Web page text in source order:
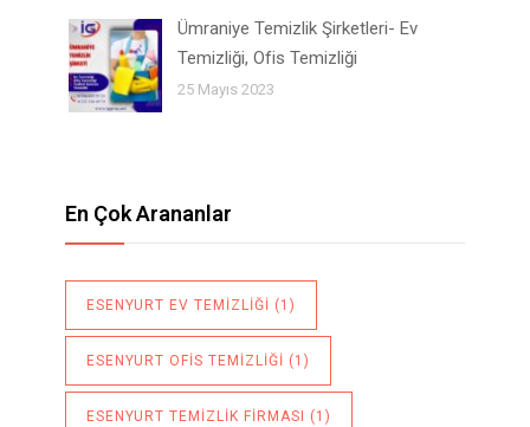
Ümraniye Temizlik Şirketleri- Ev
Temizliği, Ofis Temizliği
25 Mayıs 2023
En Çok Arananlar
ESENYURT EV TEMIZLIĞI (1)
ESENYURT OFIS TEMIZLIĞI (1)
ESENYURT TEMIZLIK FIRMASI (1)